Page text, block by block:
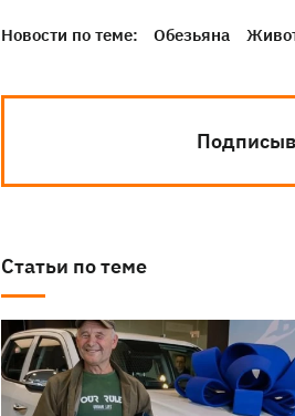
Новости по теме: Обезьяна
Статьи по теме